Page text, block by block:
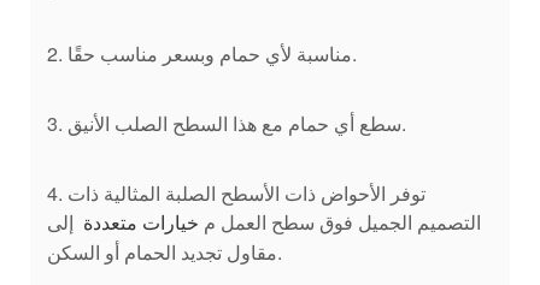
2. مناسبة لأي حمام وبسعر مناسب حقًا.
3. سطع أي حمام مع هذا السطح الصلب الأنيق.
4. توفر الأحواض ذات الأسطح الصلبة المثالية ذات
التصميم الجميل فوق سطح العمل م خيارات متعددة إلى
مقاول تجديد الحمام أو السكن.